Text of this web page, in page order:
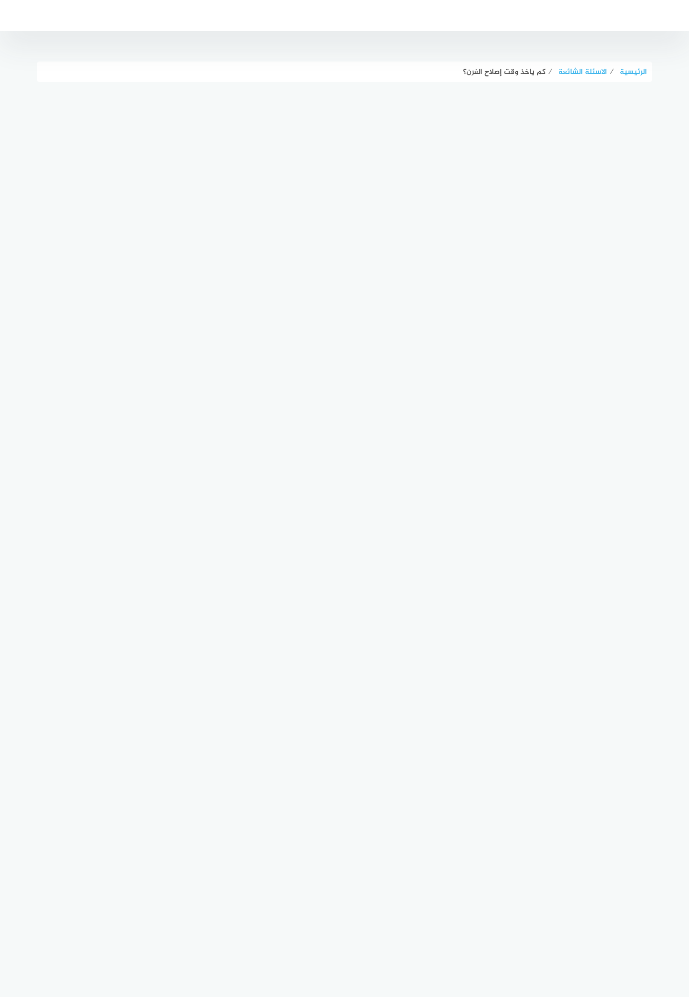
الرئيسية ⁄ الاسئلة الشائعة ⁄ كم ياخذ وقت إصلاح الفرن؟